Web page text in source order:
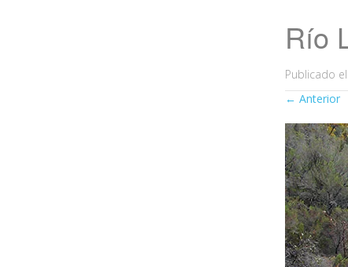
Río
Publicado el
← Anterior